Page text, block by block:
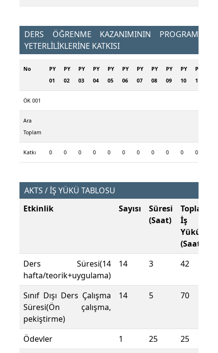
DERS ÖĞRENME KAZANIMININ PROGRAM
YETERLİLİKLERİNE KATKISI
No
PY
01
PY
02
PY
03
PY
04
PY
05
PY
06
PY
07
PY
08
PY
09
PY
10
PY
11
ÖK 001
Ara
Toplam
Katkı 0 0 0 0 0 0 0 0 0 0 0
AKTS / İŞ YÜKÜ TABLOSU
Etkinlik
Sayısı
Süresi
(Saat)
Toplam
İş
Yükü
(Saat)
Ders Süresi(14
hafta/teorik+uygulama)
14 3 42
Sınıf Dışı Ders Çalışma
Süresi(Ön çalışma,
pekiştirme)
14 5 70
Ödevler 1 25
25